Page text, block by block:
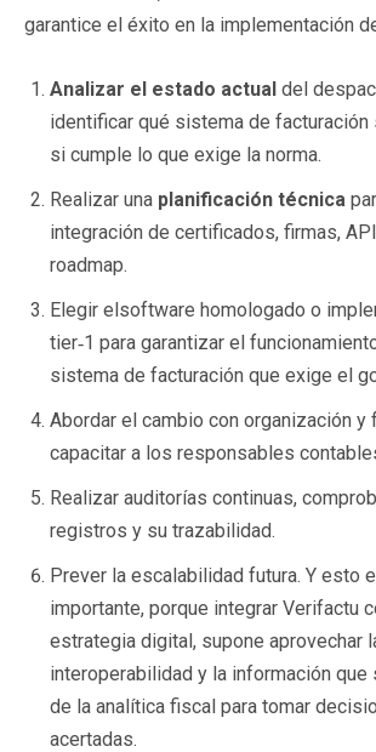
garantice el éxito en la implementación
Analizar el estado actual del
identificar qué sistema de facturación
si cumple lo que exige la norma.
Realizar una planificación técnica
integración de certificados, firmas,
roadmap.
Elegir elsoftware homologado o
tier‑1 para garantizar el
sistema de facturación que exige el
Abordar el cambio con organización y
capacitar a los responsables
Realizar auditorías continuas,
registros y su trazabilidad.
Prever la escalabilidad futura. Y esto
importante, porque integrar Verifactu
estrategia digital, supone aprovechar
interoperabilidad y la información que
de la analítica fiscal para tomar
acertadas.